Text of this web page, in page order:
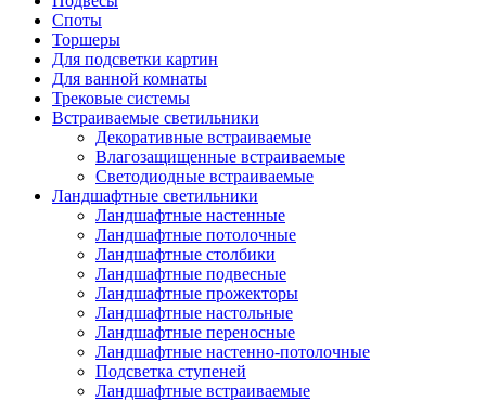
Споты
Торшеры
Для подсветки картин
Для ванной комнаты
Трековые системы
Встраиваемые светильники
Декоративные встраиваемые
Влагозащищенные встраиваемые
Светодиодные встраиваемые
Ландшафтные светильники
Ландшафтные настенные
Ландшафтные потолочные
Ландшафтные столбики
Ландшафтные подвесные
Ландшафтные прожекторы
Ландшафтные настольные
Ландшафтные переносные
Ландшафтные настенно-потолочные
Подсветка ступеней
Ландшафтные встраиваемые